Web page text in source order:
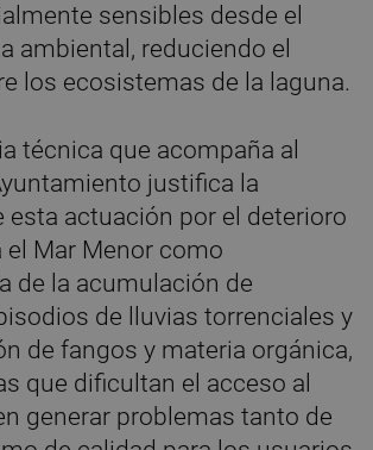
sensibles desde el
ambiental, reduciendo el
los ecosistemas de la laguna.
técnica que acompaña al
justifica la
esta actuación por el deterioro
el Mar Menor como
de la acumulación de
de lluvias torrenciales y
de fangos y materia orgánica,
que dificultan el acceso al
generar problemas tanto de